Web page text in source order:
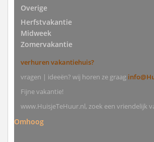
Overige
Herfstvakantie
Midweek
Zomervakantie
verhuren vakantiehuis?
vragen | ideeën? wij horen ze graag
Fijne vakantie!
www.HuisjeTeHuur.nl, zoek een vriendelijk
Omhoog